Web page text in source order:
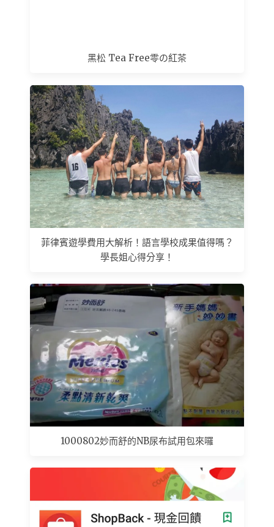
黑松 Tea Free零の紅茶
菲律賓遊學費用大解析！語言學校成果值得嗎？
學長姐心得分享！
1000802妙而舒的NB尿布試用包來囉